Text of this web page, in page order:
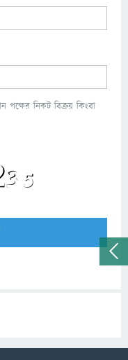
পক্ষের নিকট বিক্রয় কিংবা